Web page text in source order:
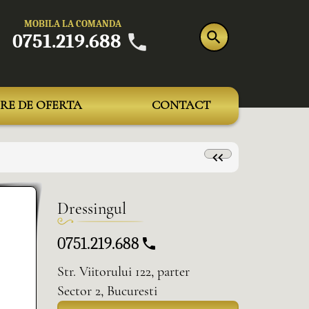
MOBILA LA COMANDA
0751.219.688
DE OFERTA CONTACT
Dressingul
0751.219.688
Str. Viitorului 122, parter
Sector 2, Bucuresti